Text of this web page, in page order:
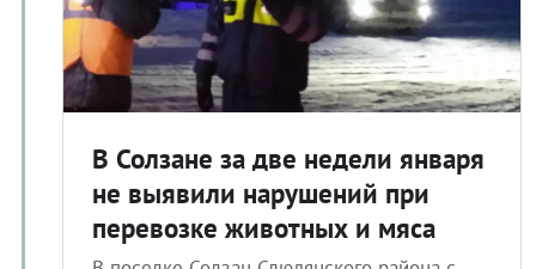
В Солзане за две недели января
не выявили нарушений при
перевозке животных и мяса